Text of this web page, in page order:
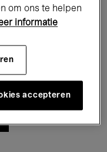
Global Music
om ons te helpen
informatie
accepteren